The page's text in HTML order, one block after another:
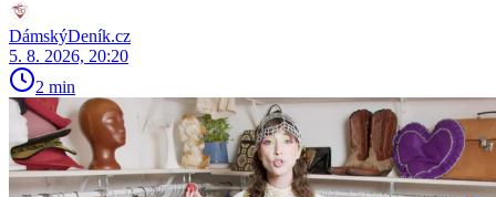
DámskýDeník.cz
5. 8. 2026, 20:20
2 min